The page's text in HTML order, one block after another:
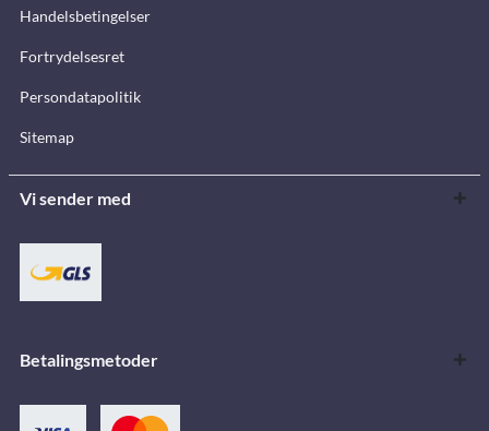
Handelsbetingelser
Fortrydelsesret
Persondatapolitik
Sitemap
Vi sender med
Betalingsmetoder